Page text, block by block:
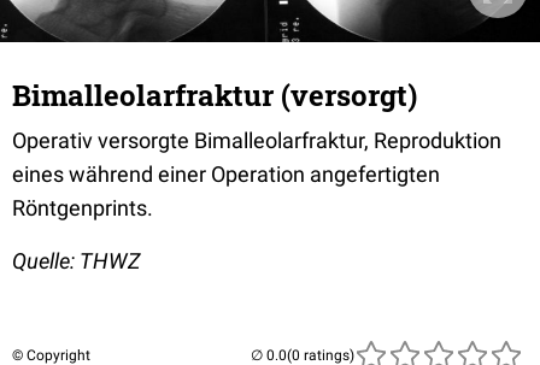
Bimalleolarfraktur (versorgt)
Operativ versorgte Bimalleolarfraktur, Reproduktion
eines während einer Operation angefertigten
Röntgenprints.
Quelle: THWZ
© Copyright (0 ratings)